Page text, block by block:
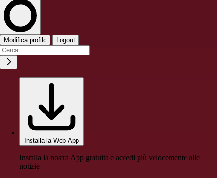
Modifica profilo Logout
Installa la Web App
Installa la nostra App gratuita e accedi più velocemente alle
notizie